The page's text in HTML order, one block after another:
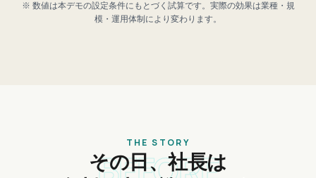
※ 数値は本デモの設定条件にもとづく試算です。実際の効果は業種・規
模・運用体制により変わります。
THE STORY
その日、社長は